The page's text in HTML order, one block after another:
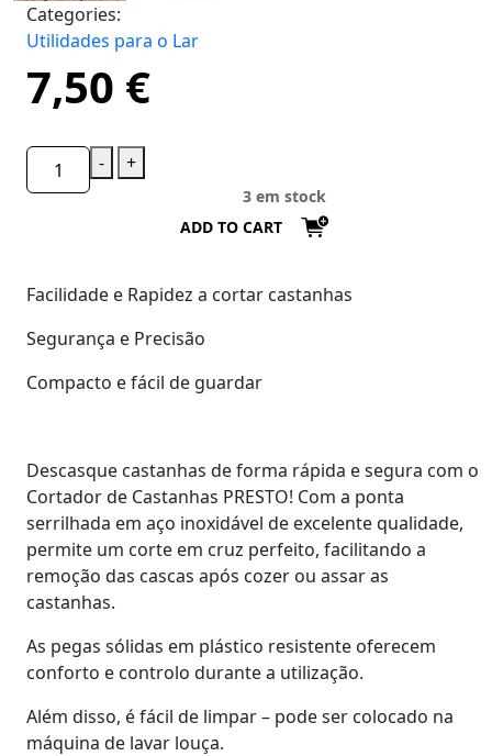
Categories:
Utilidades para o Lar
7,50 €
- +
3 em stock
ADD TO CART
Facilidade e Rapidez a cortar castanhas
Segurança e Precisão
Compacto e fácil de guardar
Descasque castanhas de forma rápida e segura com o
Cortador de Castanhas PRESTO! Com a ponta
serrilhada em aço inoxidável de excelente qualidade,
permite um corte em cruz perfeito, facilitando a
remoção das cascas após cozer ou assar as
castanhas.
As pegas sólidas em plástico resistente oferecem
conforto e controlo durante a utilização.
Além disso, é fácil de limpar – pode ser colocado na
máquina de lavar louça.